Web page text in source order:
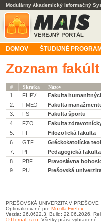
Modulárny Akademický Informačný
DOMOV ŠTUDIJNÉ
Zoznam
# Skratka Názov
1. FHPV Fakulta
2.
FMEO Fakulta
3.
FŠ Fakulta športu
4.
FZO Fakulta
5.
FF Filozofická fakulta
6.
GTF Gréckokatolícka
7.
PF Pedagogická fakulta
8.
PBF Pravoslávna
9.
PU Prešovská
PREŠOVSKÁ UNIVERZITA V PREŠOVE
Optimalizované pre Mozilla Firefox
Verzia: 26.0622.3, Build: 22.06.2026,
© ITernal, s.r.o. Všetky práva vyhradené